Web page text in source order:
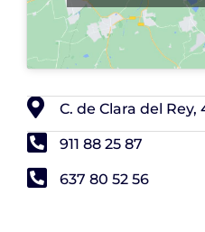
C. de Clara del
911 88 25 87
637 80 52 56